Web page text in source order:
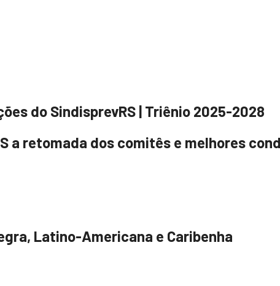
do SindisprevRS | Triênio 2025-2028
a retomada dos comitês e melhores
Latino-Americana e Caribenha